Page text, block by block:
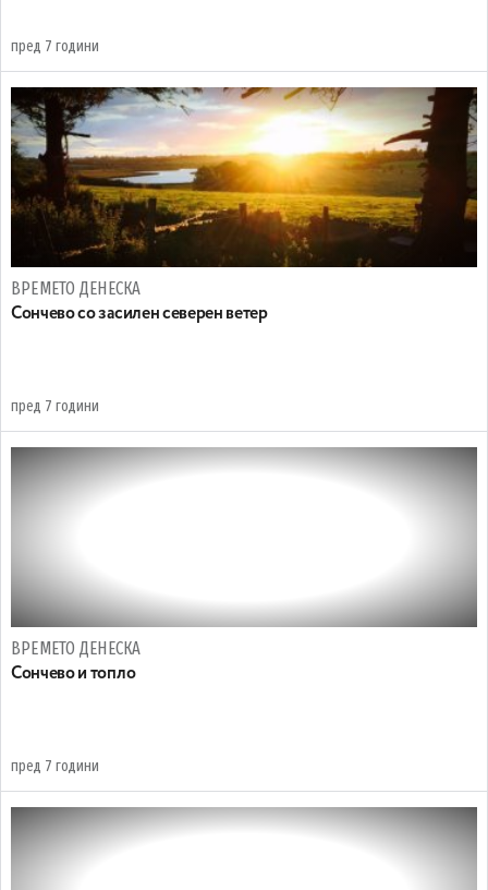
пред 7 години
ВРЕМЕТО ДЕНЕСКА
Сончево со засилен северен ветер
пред 7 години
ВРЕМЕТО ДЕНЕСКА
Сончево и топло
пред 7 години